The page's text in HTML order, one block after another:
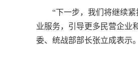
“下一步，我们将继续紧
业服务，引导更多民营企业
委、统战部部长张立成表示